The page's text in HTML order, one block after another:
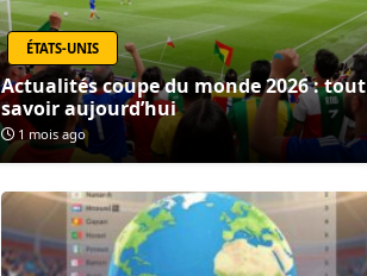
ÉTATS-UNIS
Actualités coupe du monde 2026 : tout
savoir aujourd’hui
1 mois ago